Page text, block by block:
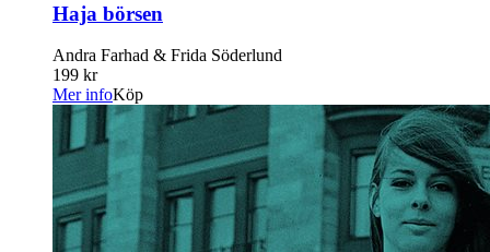
Haja börsen
Andra Farhad & Frida Söderlund
199 kr
Mer infoKöp